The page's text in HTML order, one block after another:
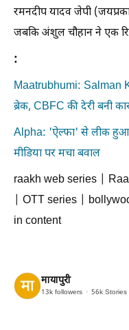
रमनदीप यादव जेपी
जबकि अंशुल चौहान ने एक
:
Maatrubhumi: Salman
ब्रेक, CBFC की देरी बनी
Alpha: 'ऐल्फा' से लीक हुआ
मीडिया पर मचा बवाल
raakh web series |
| OTT series |
in content
मायापुरी
13k followers 56k Stories